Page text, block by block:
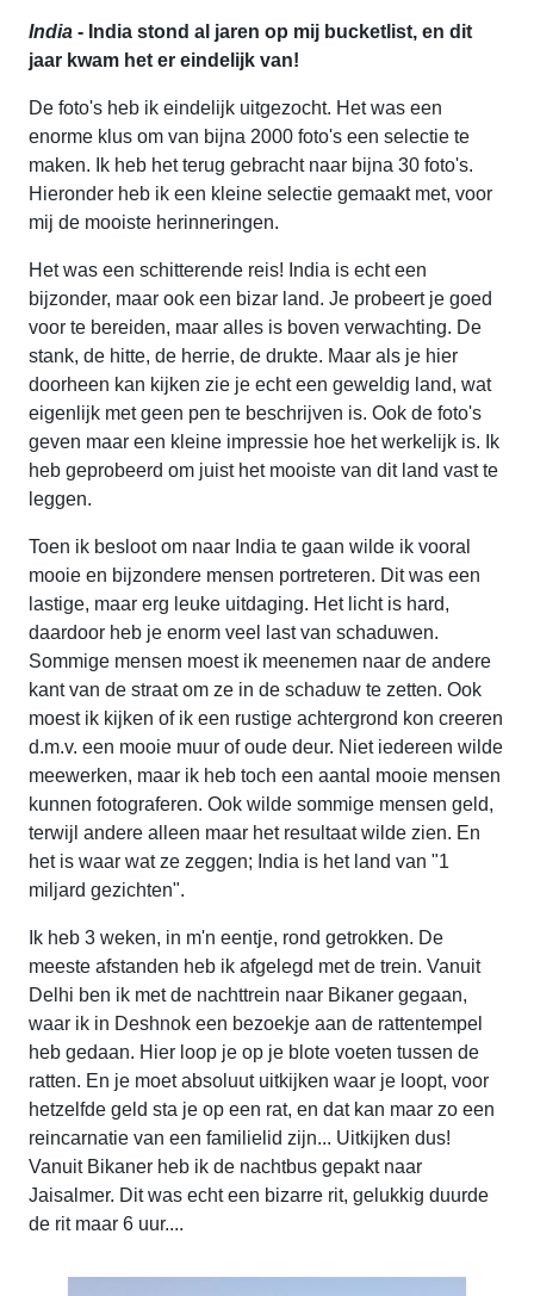
India - India stond al jaren op mij bucketlist, en dit
jaar kwam het er eindelijk van!
De foto's heb ik eindelijk uitgezocht. Het was een
enorme klus om van bijna 2000 foto's een selectie te
maken. Ik heb het terug gebracht naar bijna 30 foto's.
Hieronder heb ik een kleine selectie gemaakt met, voor
mij de mooiste herinneringen.
Het was een schitterende reis! India is echt een
bijzonder, maar ook een bizar land. Je probeert je goed
voor te bereiden, maar alles is boven verwachting. De
stank, de hitte, de herrie, de drukte. Maar als je hier
doorheen kan kijken zie je echt een geweldig land, wat
eigenlijk met geen pen te beschrijven is. Ook de foto's
geven maar een kleine impressie hoe het werkelijk is. Ik
heb geprobeerd om juist het mooiste van dit land vast te
leggen.
Toen ik besloot om naar India te gaan wilde ik vooral
mooie en bijzondere mensen portreteren. Dit was een
lastige, maar erg leuke uitdaging. Het licht is hard,
daardoor heb je enorm veel last van schaduwen.
Sommige mensen moest ik meenemen naar de andere
kant van de straat om ze in de schaduw te zetten. Ook
moest ik kijken of ik een rustige achtergrond kon creeren
d.m.v. een mooie muur of oude deur. Niet iedereen wilde
meewerken, maar ik heb toch een aantal mooie mensen
kunnen fotograferen. Ook wilde sommige mensen geld,
terwijl andere alleen maar het resultaat wilde zien. En
het is waar wat ze zeggen; India is het land van "1
miljard gezichten".
Ik heb 3 weken, in m'n eentje, rond getrokken. De
meeste afstanden heb ik afgelegd met de trein. Vanuit
Delhi ben ik met de nachttrein naar Bikaner gegaan,
waar ik in Deshnok een bezoekje aan de rattentempel
heb gedaan. Hier loop je op je blote voeten tussen de
ratten. En je moet absoluut uitkijken waar je loopt, voor
hetzelfde geld sta je op een rat, en dat kan maar zo een
reincarnatie van een familielid zijn... Uitkijken dus!
Vanuit Bikaner heb ik de nachtbus gepakt naar
Jaisalmer. Dit was echt een bizarre rit, gelukkig duurde
de rit maar 6 uur....